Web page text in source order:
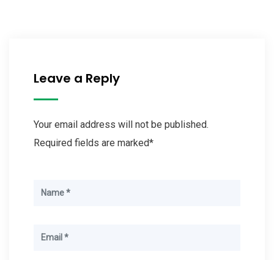
Leave a Reply
Your email address will not be published.
Required fields are marked*